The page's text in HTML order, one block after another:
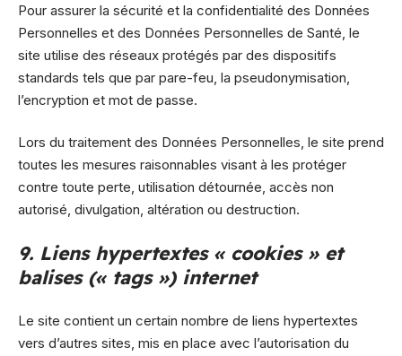
Pour assurer la sécurité et la confidentialité des Données
Personnelles et des Données Personnelles de Santé, le
site utilise des réseaux protégés par des dispositifs
standards tels que par pare-feu, la pseudonymisation,
l’encryption et mot de passe.
Lors du traitement des Données Personnelles, le site prend
toutes les mesures raisonnables visant à les protéger
contre toute perte, utilisation détournée, accès non
autorisé, divulgation, altération ou destruction.
9. Liens hypertextes « cookies » et
balises (« tags ») internet
Le site contient un certain nombre de liens hypertextes
vers d’autres sites, mis en place avec l’autorisation du